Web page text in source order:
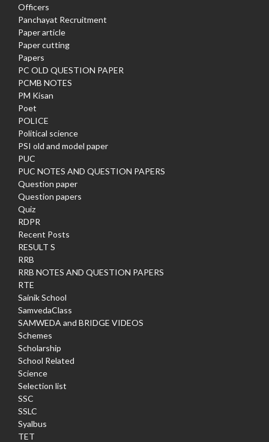
Officers
Panchayat Recruitment
Paper article
Paper cutting
Papers
PC OLD QUESTION PAPER
PCMB NOTES
PM Kisan
Poet
POLICE
Political science
PSI old and model paper
PUC
PUC NOTES AND QUESTION PAPERS
Question paper
Question papers
Quiz
RDPR
Recent Posts
RESULT S
RRB
RRB NOTES AND QUESTION PAPERS
RTE
Sainik School
SamvedaClass
SAMWEDA and BRIDGE VIDEOS
Schemes
Scholarship
School Related
Science
Selection list
SSC
SSLC
Syalbus
TET